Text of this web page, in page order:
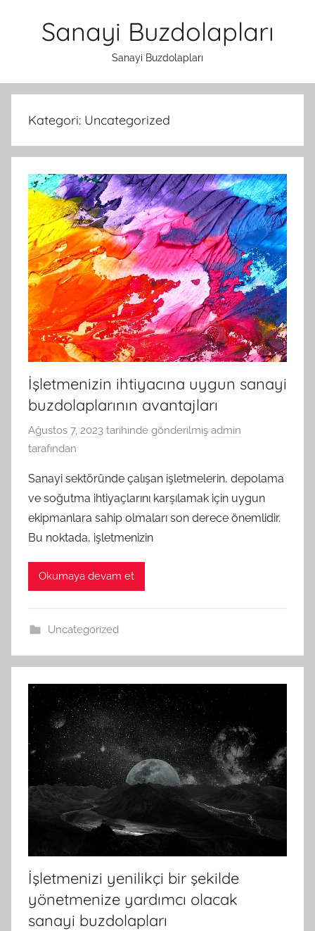
Sanayi Buzdolapları
Sanayi Buzdolapları
Kategori: Uncategorized
İşletmenizin ihtiyacına uygun sanayi
buzdolaplarının avantajları
Ağustos 7, 2023 tarihinde gönderilmiş admin
tarafından
Sanayi sektöründe çalışan işletmelerin, depolama
ve soğutma ihtiyaçlarını karşılamak için uygun
ekipmanlara sahip olmaları son derece önemlidir.
Bu noktada, işletmenizin
Okumaya devam et
Uncategorized
İşletmenizi yenilikçi bir şekilde
yönetmenize yardımcı olacak
sanayi buzdolapları